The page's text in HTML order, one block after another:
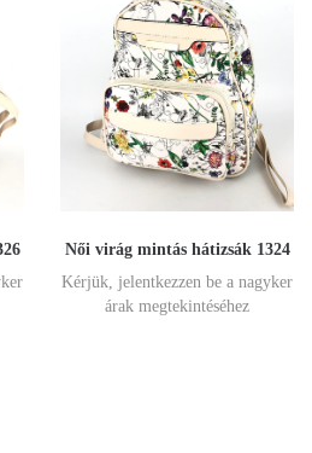
Női virág mintás hátizsák 1324
Kérjük, jelentkezzen be a nagyker
árak megtekintéséhez